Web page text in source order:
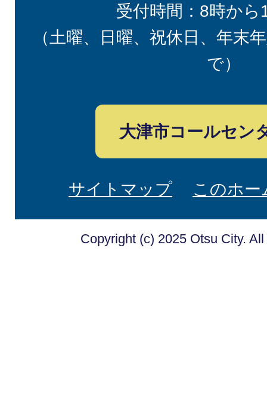
受付時間：8時から
（土曜、日曜、祝休日、年末
で）
大津市コールセン
サイトマップ このホ
Copyright (c) 2025 Otsu City.